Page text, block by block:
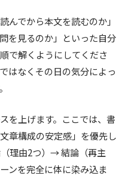
んでから本文を読むのか」
を見るのか」といった自分
で解くようにしてくださ
はなくその日の気分によっ
を上げます。ここでは、書
章構成の安定感」を優先し
理由2つ）→ 結論（再主
ンを完全に体に染み込ま